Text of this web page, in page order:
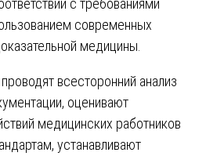
с требованиями
современных
медицины.
проводят всесторонний анализ
оценивают
медицинских работников
устанавливают